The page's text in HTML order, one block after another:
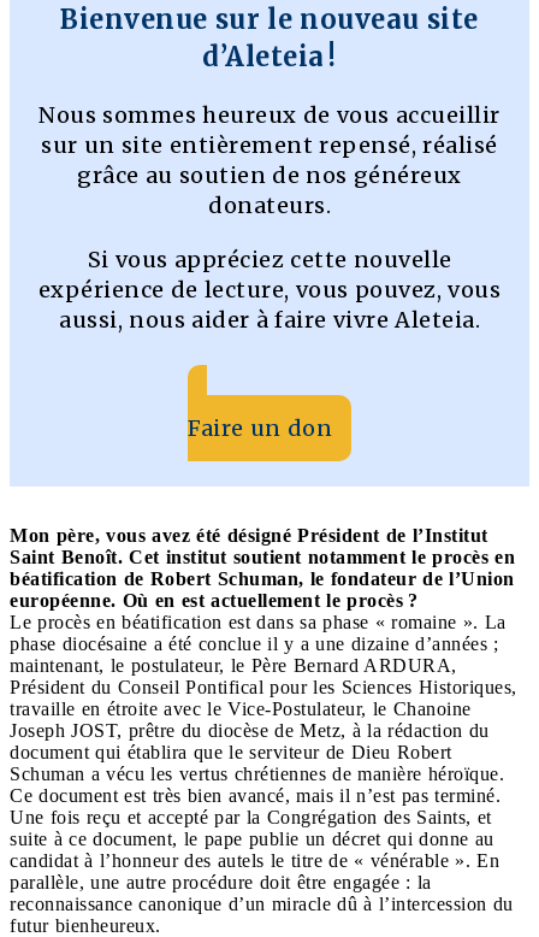
Bienvenue sur le nouveau site
d’Aleteia !
Nous sommes heureux de vous accueillir
sur un site entièrement repensé, réalisé
grâce au soutien de nos généreux
donateurs.
Si vous appréciez cette nouvelle
expérience de lecture, vous pouvez, vous
aussi, nous aider à faire vivre Aleteia.
Faire un don
Mon père, vous avez été désigné Président de l’Institut
Saint Benoît. Cet institut soutient notamment le procès en
béatification de Robert Schuman, le fondateur de l’Union
européenne. Où en est actuellement le procès ?
Le procès en béatification est dans sa phase « romaine ». La
phase diocésaine a été conclue il y a une dizaine d’années ;
maintenant, le postulateur, le Père Bernard ARDURA,
Président du Conseil Pontifical pour les Sciences Historiques,
travaille en étroite avec le Vice-Postulateur, le Chanoine
Joseph JOST, prêtre du diocèse de Metz, à la rédaction du
document qui établira que le serviteur de Dieu Robert
Schuman a vécu les vertus chrétiennes de manière héroïque.
Ce document est très bien avancé, mais il n’est pas terminé.
Une fois reçu et accepté par la Congrégation des Saints, et
suite à ce document, le pape publie un décret qui donne au
candidat à l’honneur des autels le titre de « vénérable ». En
parallèle, une autre procédure doit être engagée : la
reconnaissance canonique d’un miracle dû à l’intercession du
futur bienheureux.